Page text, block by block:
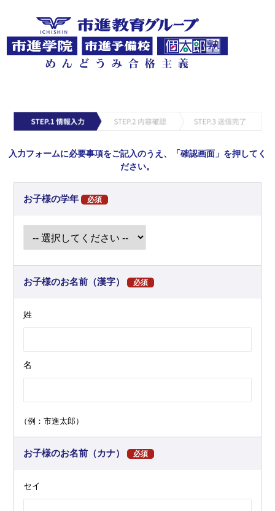
入力フォームに必要事項をご記入のうえ、「確認画面」を押してく
ださい。
お子様の学年 必須
お子様のお名前（漢字） 必須
姓
名
（例：市進太郎）
お子様のお名前（カナ） 必須
セイ